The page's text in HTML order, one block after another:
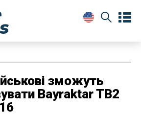
зможуть
Bayraktar TB2